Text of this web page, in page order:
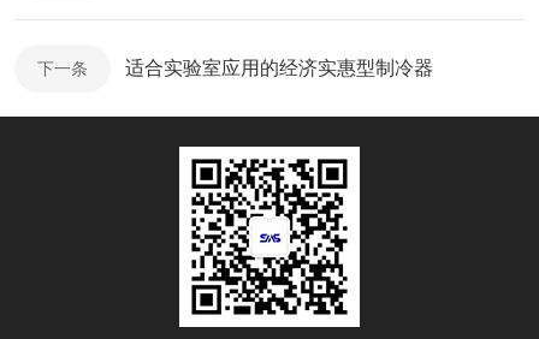
下一条 适合实验室应用的经济实惠型制冷器